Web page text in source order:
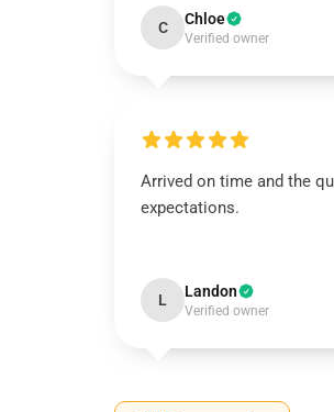
C Chloe
Verified owner
Arrived on time and the
expectations.
L Landon
Verified owner